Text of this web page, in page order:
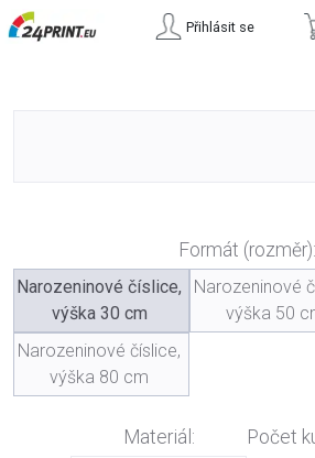
Přihlásit se
Formát (rozměr):
Narozeninové číslice,
výška 30 cm
Narozeninové
výška 50
Narozeninové číslice,
výška 80 cm
Materiál: Počet